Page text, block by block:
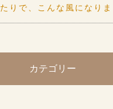
りで、こんな風になりま
カテゴリー